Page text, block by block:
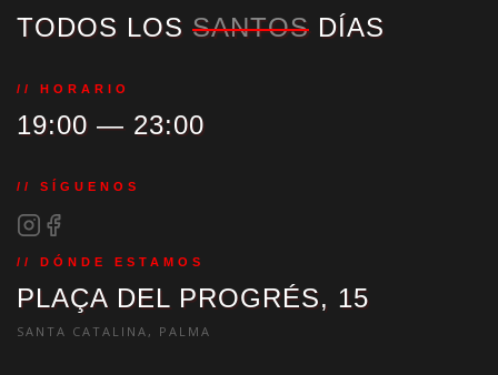
TODOS LOS SANTOS DÍAS
// HORARIO
19:00 — 23:00
// SÍGUENOS
// DÓNDE ESTAMOS
PLAÇA DEL PROGRÉS, 15
SANTA CATALINA, PALMA